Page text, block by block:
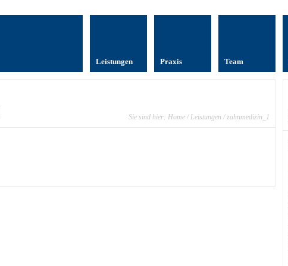
Leistungen Praxis Team
Sie sind hier: Home /Leistungen / zahnmedizin_1